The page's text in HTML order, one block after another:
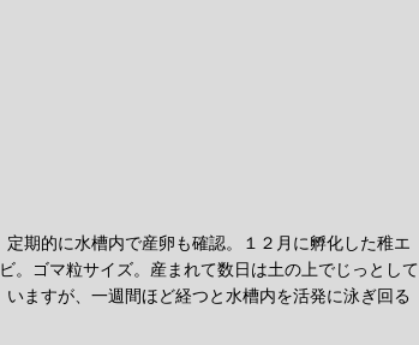
定期的に水槽内で産卵も確認。１２月に孵化した稚エ
ビ。ゴマ粒サイズ。産まれて数日は土の上でじっとして
いますが、一週間ほど経つと水槽内を活発に泳ぎ回る